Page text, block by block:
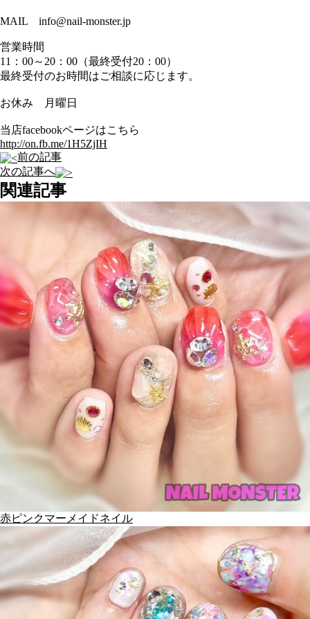
MAIL info@nail-monster.jp
営業時間
11：00～20：00（最終受付20：00）
最終受付のお時間はご相談に応じます。
お休み 月曜日
当店facebookページはこちら
http://on.fb.me/1H5ZjIH
前の記事
次の記事へ
関連記事
赤ピンクマーメイドネイル